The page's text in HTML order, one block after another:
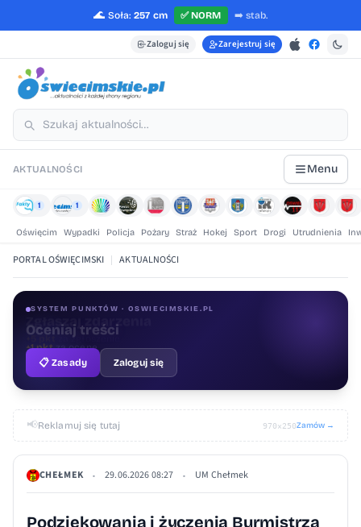
🌊 Soła: 257 cm ✅NORM ➡️ stab.
Zaloguj się Zarejestruj się
AKTUALNOŚCI Menu
1 1
Oświęcim Wypadki Policja Pożary Straż Hokej Sport Drogi Utrudnienia
PORTAL OŚWIĘCIMSKI | AKTUALNOŚCI
SYSTEM PUNKTÓW · OSWIECIMSKIE.PL
Oceniaj treści
+1 pkt
📋 Zasady
Zaloguj się
📢Reklamuj się tutaj 970×250Zamów →
CHEŁMEK • 29.06.2026 08:27 • UM Chełmek
Podziękowania i życzenia Burmistrza